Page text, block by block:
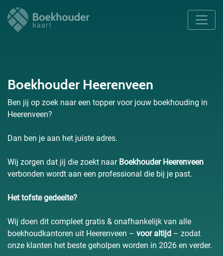
Boekhouder Heerenveen
Ben jij op zoek naar een topper voor jouw boekhouding in
Heerenveen?
Dan ben je aan het juiste adres.
Wij zorgen dat jij die zoekt naar Boekhouder Heerenveen
verbonden wordt aan een professional die bij je past.
Het tofste gedeelte?
Wij doen dit compleet gratis & onafhankelijk van alle
boekhoudkantoren uit Heerenveen – voor altijd – zodat
onze klanten het beste geholpen worden in 2026 en verder.